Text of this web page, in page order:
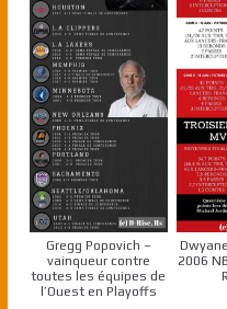
Gregg Popovich –
vainqueur contre
toutes les équipes de
l’Ouest en Playoffs
2006